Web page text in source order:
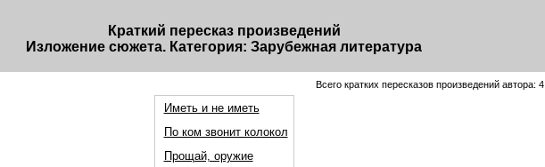
Краткий пересказ произведений
Изложение сюжета. Категория: Зарубежная литература
Всего кратких пересказов произведений автора: 4
Иметь и не иметь
По ком звонит колокол
Прощай, оружие